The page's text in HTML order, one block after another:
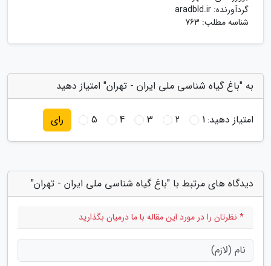
گردآورنده: aradbld.ir
شناسه مطلب: 763
به "باغ گیاه شناسی ملی ایران - تهران" امتیاز دهید
امتیاز دهید:1
2
3
4
5 رای
دیدگاه های مرتبط با "باغ گیاه شناسی ملی ایران - تهران"
* نظرتان را در مورد این مقاله با ما درمیان بگذارید